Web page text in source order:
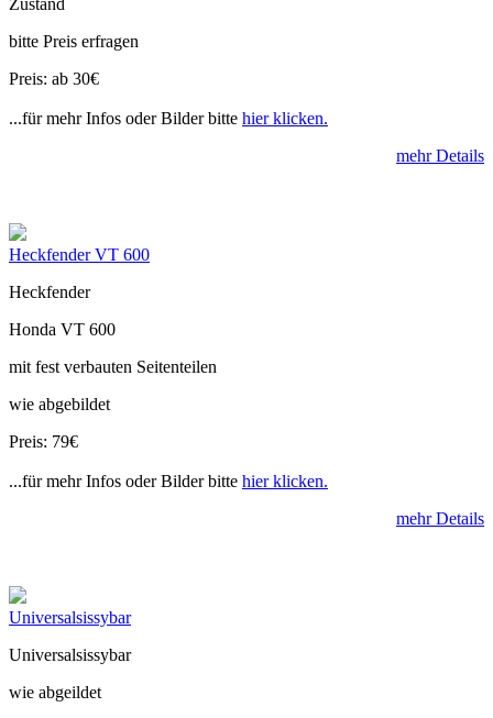
bitte Preis erfragen
Preis: ab 30€
...für mehr Infos oder Bilder bitte hier klicken.
mehr Details
Heckfender VT 600
Heckfender
Honda VT 600
mit fest verbauten Seitenteilen
wie abgebildet
Preis: 79€
...für mehr Infos oder Bilder bitte hier klicken.
mehr Details
Universalsissybar
Universalsissybar
wie abgeildet